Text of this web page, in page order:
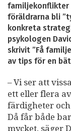
familjekonflikter
föräldrarna bli
konkreta
psykologen
skrivit ”Få
av tips för en
– Vi ser att
ett eller flera
färdigheter
Då får både
mycket, säger